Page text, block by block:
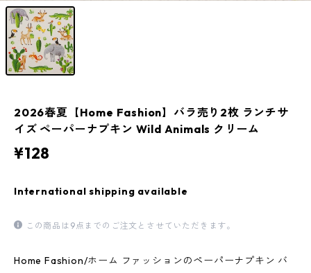
2026春夏【Home Fashion】バラ売り2枚 ランチサ
イズ ペーパーナプキン Wild Animals クリーム
¥128
International shipping available
この商品は9点までのご注文とさせていただきます。
Home Fashion/ホーム ファッションのペーパーナプキン バ